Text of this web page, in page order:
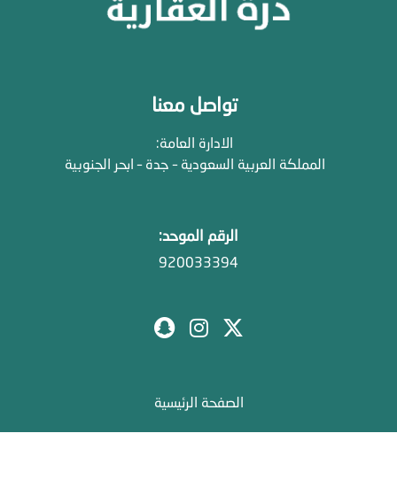
تواصل معنا
الادارة العامة:
المملكة العربية السعودية – جدة – ابحر الجنوبية
الرقم الموحد:
920033394
الصفحة الرئيسية